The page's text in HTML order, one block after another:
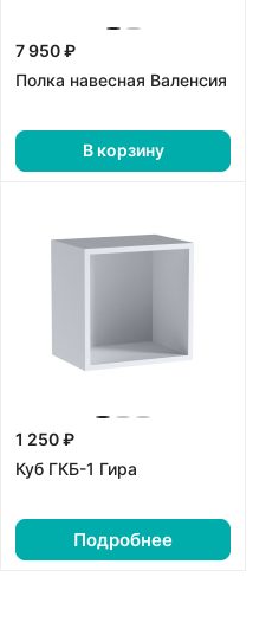
7 950 ₽
Полка навесная Валенсия
В корзину
1 250 ₽
Куб ГКБ-1 Гира
Подробнее